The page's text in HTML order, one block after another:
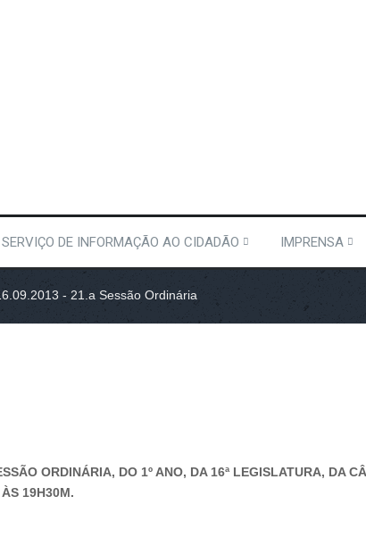
SERVIÇO DE INFORMAÇÃO AO CIDADÃO IMPRENSA
- 21.a Sessão Ordinária
ORDINÁRIA, DO 1º ANO, DA 16ª LEGISLATURA, DA
19H30M.